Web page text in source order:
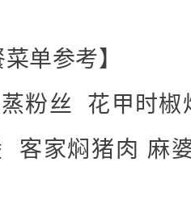
单参考】
粉丝 花甲时
客家焖猪肉 麻